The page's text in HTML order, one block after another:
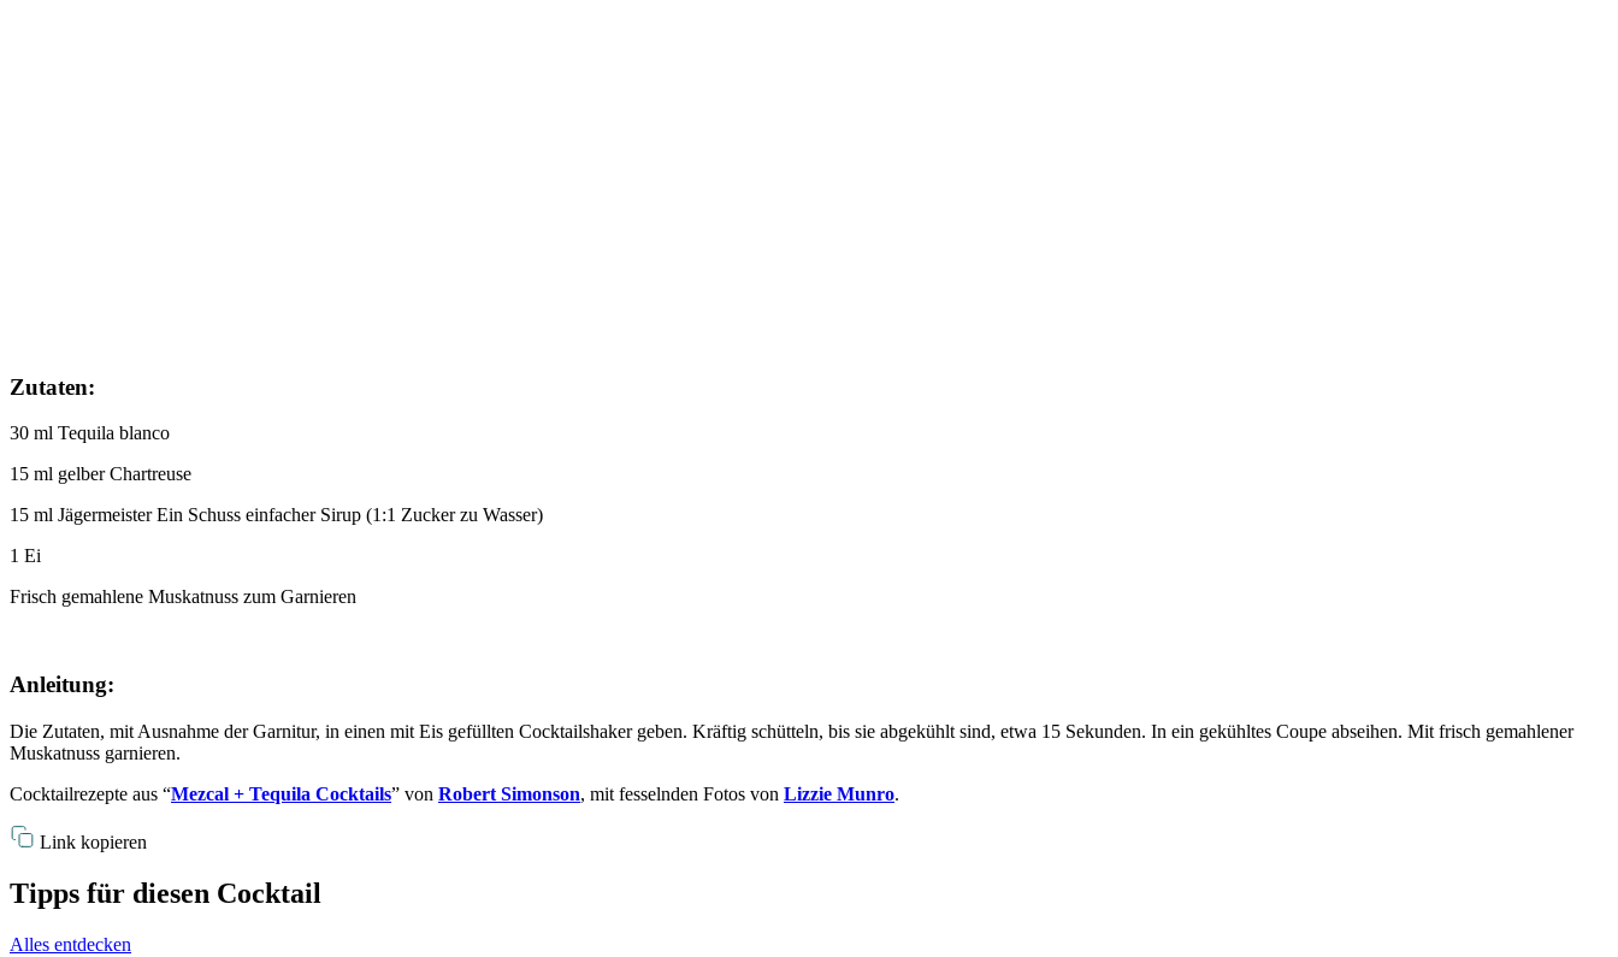
Zutaten:
30 ml Tequila blanco
15 ml gelber Chartreuse
15 ml Jägermeister Ein Schuss einfacher Sirup (1:1 Zucker zu Wasser)
1 Ei
Frisch gemahlene Muskatnuss zum Garnieren
Anleitung:
Die Zutaten, mit Ausnahme der Garnitur, in einen mit Eis gefüllten Cocktailshaker geben. Kräftig schütteln, bis sie abgekühlt sind, etwa 15 Sekunden. In ein gekühltes Coupe abseihen. Mit frisch gemahlener
Muskatnuss garnieren.
Cocktailrezepte aus “Mezcal + Tequila Cocktails” von Robert Simonson, mit fesselnden Fotos von Lizzie Munro.
Link kopieren
Tipps für diesen Cocktail
Alles entdecken